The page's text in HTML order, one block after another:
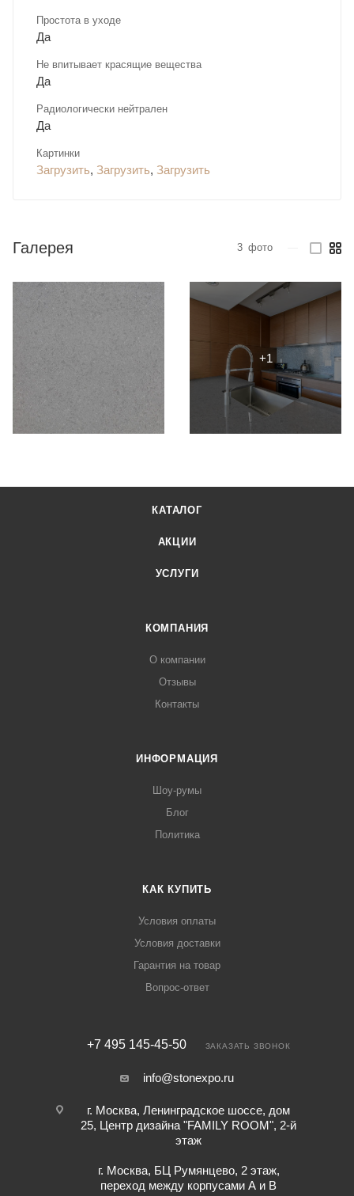
Простота в уходе
Да
Не впитывает красящие вещества
Да
Радиологически нейтрален
Да
Картинки
Загрузить, Загрузить, Загрузить
Галерея 3 фото
КАТАЛОГ
АКЦИИ
УСЛУГИ
КОМПАНИЯ
О компании
Отзывы
Контакты
ИНФОРМАЦИЯ
Шоу-румы
Блог
Политика
КАК КУПИТЬ
Условия оплаты
Условия доставки
Гарантия на товар
Вопрос-ответ
+7 495 145-45-50 ЗАКАЗАТЬ ЗВОНОК
info@stonexpo.ru
г. Москва, Ленинградское шоссе, дом
25, Центр дизайна "FAMILY ROOM", 2-й
этаж
г. Москва, БЦ Румянцево, 2 этаж,
переход между корпусами А и В